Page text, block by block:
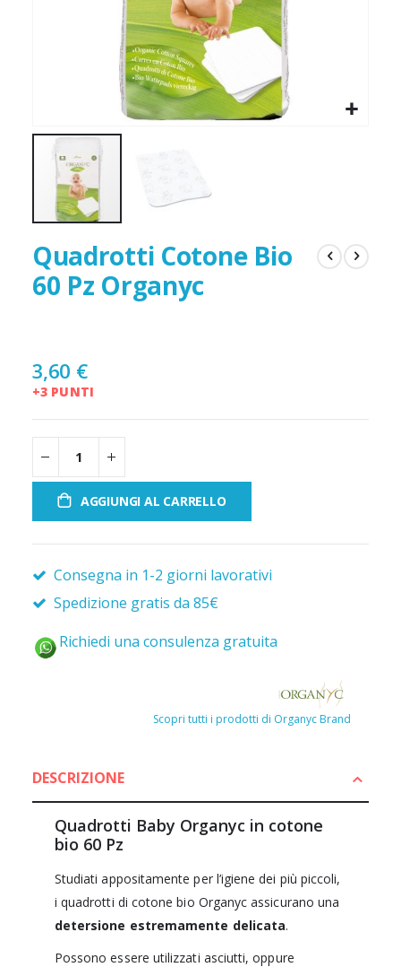
Quadrotti Cotone Bio
60 Pz Organyc
3,60 €
+3 PUNTI
AGGIUNGI AL CARRELLO
Consegna in 1-2 giorni lavorativi
Spedizione gratis da 85€
Richiedi una consulenza gratuita
Scopri tutti i prodotti di Organyc Brand
DESCRIZIONE
Quadrotti Baby Organyc in cotone
bio 60 Pz
Studiati appositamente per l’igiene dei più piccoli,
i quadrotti di cotone bio Organyc assicurano una
detersione estremamente delicata.
Possono essere utilizzati asciutti, oppure